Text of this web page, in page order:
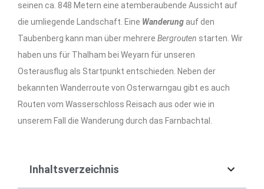
seinen ca. 848 Metern eine atemberaubende Aussicht auf
die umliegende Landschaft. Eine Wanderung auf den
Taubenberg kann man über mehrere Bergrouten starten. Wir
haben uns für Thalham bei Weyarn für unseren
Osterausflug als Startpunkt entschieden. Neben der
bekannten Wanderroute von Osterwarngau gibt es auch
Routen vom Wasserschloss Reisach aus oder wie in
unserem Fall die Wanderung durch das Farnbachtal.
Inhaltsverzeichnis